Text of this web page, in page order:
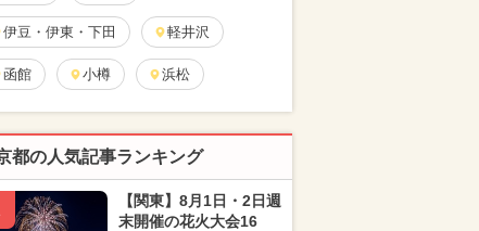
伊豆・伊東・下田 軽井沢
函館 小樽 浜松
都の人気記事ランキング
【関東】8月1日・2日週
末開催の花火大会16